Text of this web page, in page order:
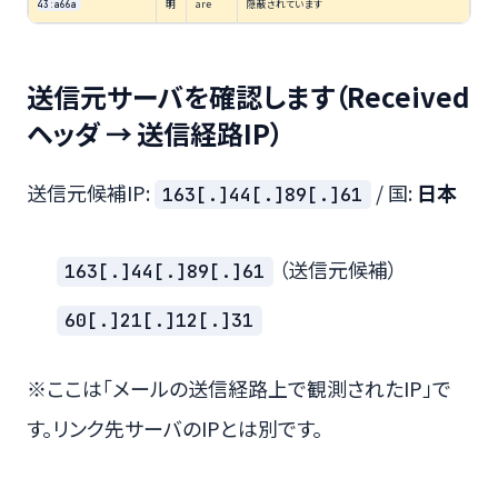
43:a66a 明 are 隠蔽されています
送信元サーバを確認します（Received
ヘッダ → 送信経路IP）
送信元候補IP: 163[.]44[.]89[.]61 / 国: 日本
163[.]44[.]89[.]61 （送信元候補）
60[.]21[.]12[.]31
※ここは「メールの送信経路上で観測されたIP」で
す。リンク先サーバのIPとは別です。